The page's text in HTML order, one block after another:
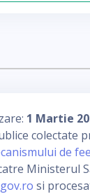
1 Martie
colectate
de
Ministerul
si